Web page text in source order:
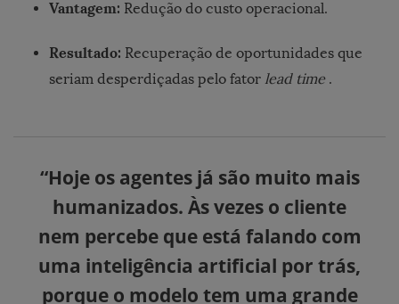
Vantagem: Redução do custo operacional.
Resultado: Recuperação de oportunidades que
seriam desperdiçadas pelo fator lead time.
“Hoje os agentes já são muito mais
humanizados. Às vezes o cliente
nem percebe que está falando com
uma inteligência artificial por trás,
porque o modelo tem uma grande